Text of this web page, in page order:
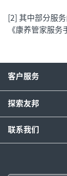
[2] 其中部分服
《康养管家服务
客户服务
探索友邦
联系我们